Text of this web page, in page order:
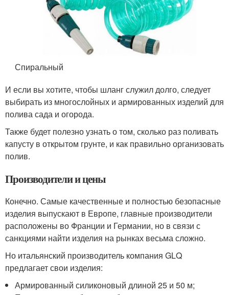
Спиральный
И если вы хотите, чтобы шланг служил долго, следует
выбирать из многослойных и армированных изделий для
полива сада и огорода.
Также будет полезно узнать о том, сколько раз поливать
капусту в открытом грунте, и как правильно организовать
полив.
Производители и цены
Конечно. Самые качественные и полностью безопасные
изделия выпускают в Европе, главные производители
расположены во Франции и Германии, но в связи с
санкциями найти изделия на рынках весьма сложно.
Но итальянский производитель компания GLQ
предлагает свои изделия:
Армированный силиконовый длиной 25 и 50 м;